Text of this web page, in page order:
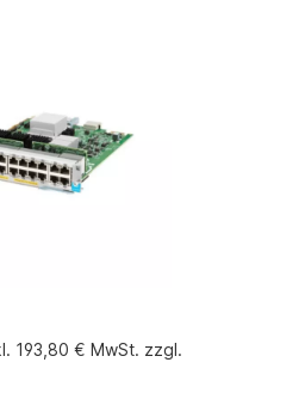
193,80 € MwSt. zzgl.